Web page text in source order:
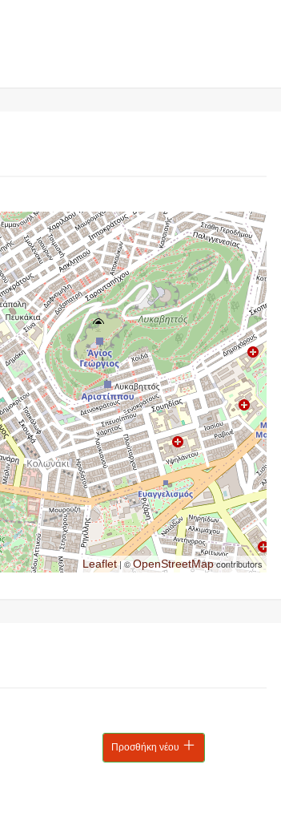
Leaflet| ©OpenStreetMapcontributors
Προσθήκη νέου